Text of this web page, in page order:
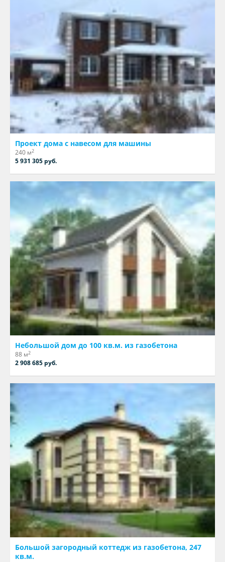
Проект дома с навесом для машины
240 м2
5 931 305 руб.
Небольшой дом до 100 кв.м. из газобетона
88 м2
2 908 685 руб.
Большой загородный коттедж из газобетона, 247
кв.м.